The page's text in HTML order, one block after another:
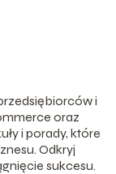
i
oraz
i porady, które
Odkryj
sukcesu.